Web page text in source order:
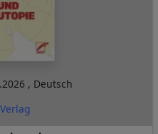
, Deutsch